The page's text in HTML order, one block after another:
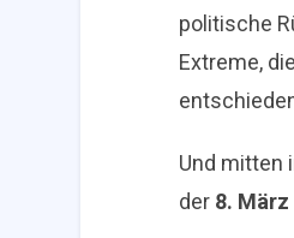
politische
Extreme,
Und mitten
der 8. März